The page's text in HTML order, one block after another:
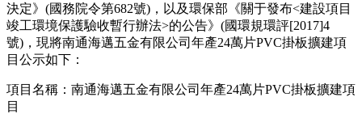
決定》(國務院令第682號)，以及環保部《關于發布<建設項目
竣工環境保護驗收暫行辦法>的公告》(國環規環評[2017]4
號)，現將南通海邁五金有限公司年產24萬片PVC掛板擴建項
目公示如下：
項目名稱：南通海邁五金有限公司年產24萬片PVC掛板擴建項
目